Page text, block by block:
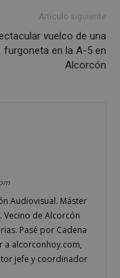
Artículo siguiente
vuelco de una
furgoneta en la A-5 en
Alcorcón
Audiovisual. Máster
Vecino de Alcorcón
Pasé por Cadena
a alcorconhoy.com,
jefe y coordinador
Amazon.com
1 semana